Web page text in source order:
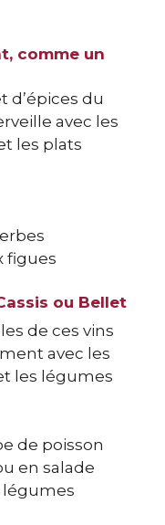
comme un
d’épices du
avec les
les plats
figues
ou Bellet
de ces vins
avec les
les légumes
de poisson
en salade
légumes